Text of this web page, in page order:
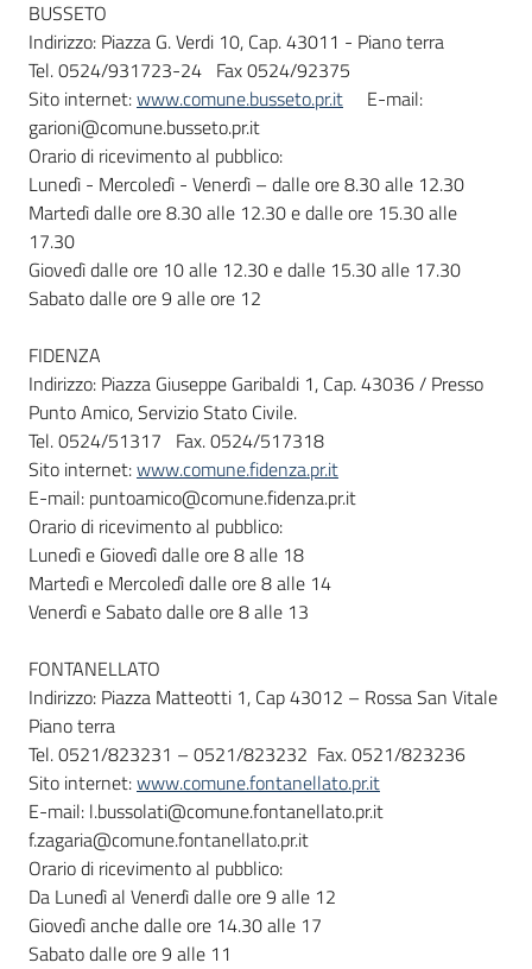
BUSSETO
Indirizzo: Piazza G. Verdi 10, Cap. 43011 - Piano terra
Tel. 0524/931723-24 Fax 0524/92375
Sito internet:www.comune.busseto.pr.it
E-mail:
garioni@comune.busseto.pr.it
Orario di ricevimento al pubblico:
Lunedì - Mercoledì - Venerdì – dalle ore 8.30 alle 12.30
Martedì dalle ore 8.30 alle 12.30 e dalle ore 15.30 alle
17.30
Giovedì dalle ore 10 alle 12.30 e dalle 15.30 alle 17.30
Sabato dalle ore 9 alle ore 12
FIDENZA
Indirizzo: Piazza Giuseppe Garibaldi 1, Cap. 43036 / Presso
Punto Amico, Servizio Stato Civile.
Tel. 0524/51317 Fax. 0524/517318
Sito internet:www.comune.fidenza.pr.it
E-mail: puntoamico@comune.fidenza.pr.it
Orario di ricevimento al pubblico:
Lunedì e Giovedì dalle ore 8 alle 18
Martedì e Mercoledì dalle ore 8 alle 14
Venerdì e Sabato dalle ore 8 alle 13
FONTANELLATO
Indirizzo: Piazza Matteotti 1, Cap 43012 – Rossa San Vitale
Piano terra
Tel. 0521/823231 – 0521/823232 Fax. 0521/823236
Sito internet:www.comune.fontanellato.pr.it
E-mail: l.bussolati@comune.fontanellato.pr.it
f.zagaria@comune.fontanellato.pr.it
Orario di ricevimento al pubblico:
Da Lunedì al Venerdì dalle ore 9 alle 12
Giovedì anche dalle ore 14.30 alle 17
Sabato dalle ore 9 alle 11